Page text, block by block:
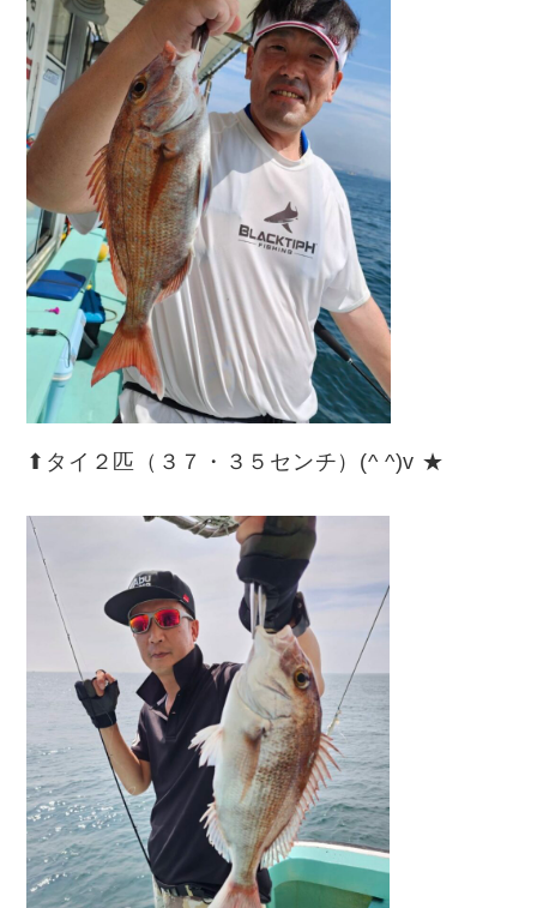
⬆︎タイ２匹（３７・３５センチ）(^ ^)v ★